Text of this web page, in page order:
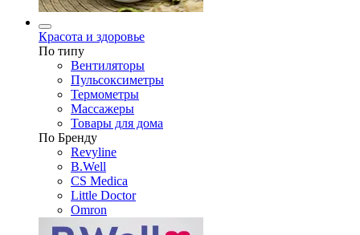
Красота и здоровье
По типу
Вентиляторы
Пульсоксиметры
Термометры
Массажеры
Товары для дома
По Бренду
Revyline
B.Well
CS Medica
Little Doctor
Omron